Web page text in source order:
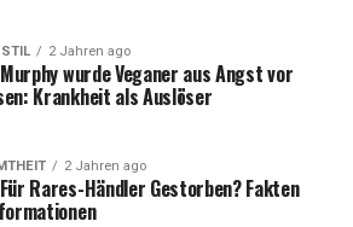
2 Jahren ago
wurde Veganer aus Angst vor
Krankheit als Auslöser
2 Jahren ago
Rares-Händler Gestorben? Fakten